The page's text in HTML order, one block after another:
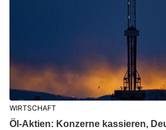
WIRTSCHAFT
Öl-Aktien: Konzerne kassieren,